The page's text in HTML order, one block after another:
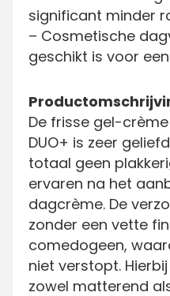
significant minder
– Cosmetische
geschikt is voor
De frisse gel-
DUO+ is zeer
totaal geen
ervaren na het
dagcrème. De
zonder een vette
comedogeen,
niet verstopt.
zowel matterend